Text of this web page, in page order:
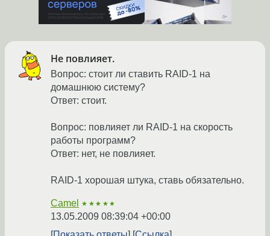
Не повлияет.
Вопрос: стоит ли ставить RAID-1 на
домашнюю систему?
Ответ: стоит.
Вопрос: повлияет ли RAID-1 на скорость
работы программ?
Ответ: нет, не повлияет.
RAID-1 хорошая штука, ставь обязательно.
Camel ★★★★★
13.05.2009 08:39:04 +00:00